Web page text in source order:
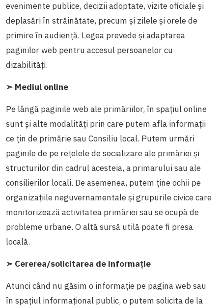
evenimente publice, decizii adoptate, vizite oficiale și
deplasări în străinătate, precum și zilele și orele de
primire în audiență. Legea prevede și adaptarea
paginilor web pentru accesul persoanelor cu
dizabilități.
➣ Mediul online
Pe lângă paginile web ale primăriilor, în spațiul online
sunt și alte modalități prin care putem afla informații
ce țin de primărie sau Consiliu local. Putem urmări
paginile de pe rețelele de socializare ale primăriei și
structurilor din cadrul acesteia, a primarului sau ale
consilierilor locali. De asemenea, putem ține ochii pe
organizațiile neguvernamentale și grupurile civice care
monitorizează activitatea primăriei sau se ocupă de
probleme urbane. O altă sursă utilă poate fi presa
locală.
➣ Cererea/solicitarea de informație
Atunci când nu găsim o informație pe pagina web sau
în spațiul informațional public, o putem solicita de la